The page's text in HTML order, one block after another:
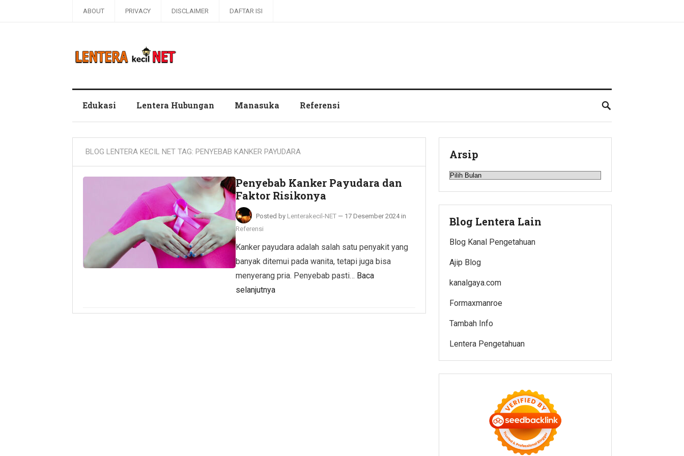
ABOUT PRIVACY DISCLAIMER DAFTAR ISI
Edukasi Lentera Hubungan Manasuka Referensi
BLOG LENTERA KECIL NET TAG: PENYEBAB KANKER PAYUDARA
Penyebab Kanker Payudara dan
Faktor Risikonya
Posted by Lenterakecil-NET — 17 Desember 2024 in
Referensi
Kanker payudara adalah salah satu penyakit yang
banyak ditemui pada wanita, tetapi juga bisa
menyerang pria. Penyebab pasti… Baca
selanjutnya
Arsip
Arsip
Blog Lentera Lain
Blog Kanal Pengetahuan
Ajip Blog
kanalgaya.com
Formaxmanroe
Tambah Info
Lentera Pengetahuan